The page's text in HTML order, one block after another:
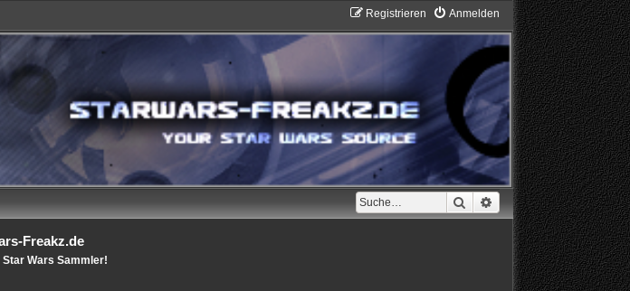
Anmelden
Registrieren
Suche Erweiterte Suche
Freakz.de
Star Wars Sammler!